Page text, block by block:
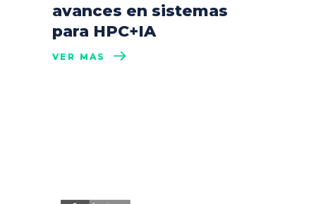
avances en sistemas
para HPC+IA
VER MÁS